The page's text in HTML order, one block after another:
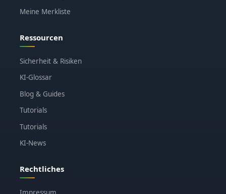
Meine Merkliste
Ressourcen
Sicherheit & Risiken
KI-Glossar
Blog & Guides
Tutorials
Tutorials
KI-News
Rechtliches